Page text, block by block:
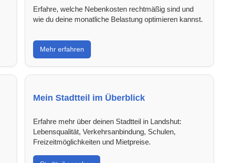
Erfahre, welche Nebenkosten rechtmäßig sind und
wie du deine monatliche Belastung optimieren kannst.
Mehr erfahren
Mein Stadtteil im Überblick
Erfahre mehr über deinen Stadtteil in Landshut:
Lebensqualität, Verkehrsanbindung, Schulen,
Freizeitmöglichkeiten und Mietpreise.